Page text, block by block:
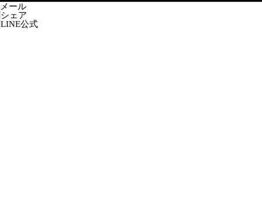
メール
シェア
LINE公式